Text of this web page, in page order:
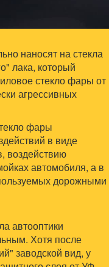
наносят на стекла
лака, который
стекло фары от
агрессивных
фары
в виде
воздействию
автомобиля, а в
дорожными
автооптики
Хотя после
заводской вид, у